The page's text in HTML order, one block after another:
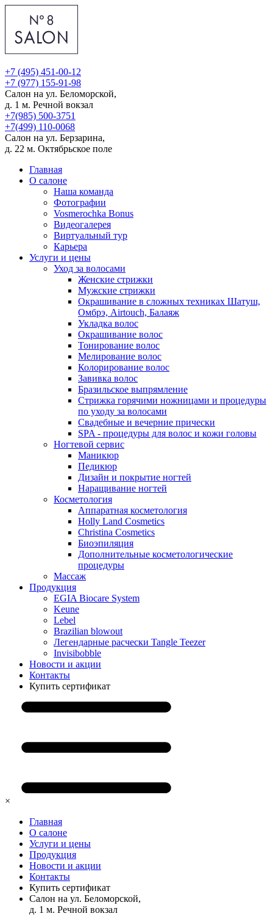
+7 (495) 451-00-12
+7 (977) 155-91-98
Салон на ул. Беломорской,
д. 1 м. Речной вокзал
+7(985) 500-3751
+7(499) 110-0068
Салон на ул. Берзарина,
д. 22 м. Октябрьское поле
Главная
О салоне
Наша команда
Фотографии
Vosmerochka Bonus
Видеогалерея
Виртуальный тур
Карьера
Услуги и цены
Уход за волосами
Женские стрижки
Мужские стрижки
Окрашивание в сложных техниках Шатуш,
Омбрэ, Airtouch, Балаяж
Укладка волос
Окрашивание волос
Тонирование волос
Мелирование волос
Колорирование волос
Завивка волос
Бразильское выпрямление
Стрижка горячими ножницами и процедуры
по уходу за волосами
Свадебные и вечерние прически
SPA - процедуры для волос и кожи головы
Ногтевой сервис
Маникюр
Педикюр
Дизайн и покрытие ногтей
Наращивание ногтей
Косметология
Аппаратная косметология
Holly Land Cosmetics
Christina Cosmetics
Биоэпиляция
Дополнительные косметологические
процедуры
Массаж
Продукция
EGIA Biocare System
Keune
Lebel
Brazilian blowout
Легендарные расчески Tangle Teezer
Invisibobble
Новости и акции
Контакты
Купить сертификат
×
Главная
О салоне
Услуги и цены
Продукция
Новости и акции
Контакты
Купить сертификат
Салон на ул. Беломорской,
д. 1 м. Речной вокзал